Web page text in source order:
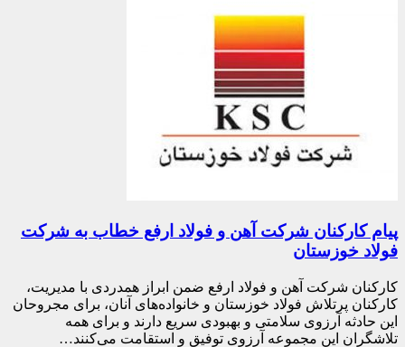
پیام کارکنان شرکت آهن و فولاد ارفع خطاب به شرکت
فولاد خوزستان
کارکنان شرکت آهن و فولاد ارفع ضمن ابراز همدردی با مدیریت،
کارکنان پرتلاش فولاد خوزستان و خانواده‌های آنان، برای مجروحان
این حادثه آرزوی سلامتی و بهبودی سریع دارند و برای همه
تلاشگران این مجموعه آرزوی توفیق و استقامت می‌کنند…